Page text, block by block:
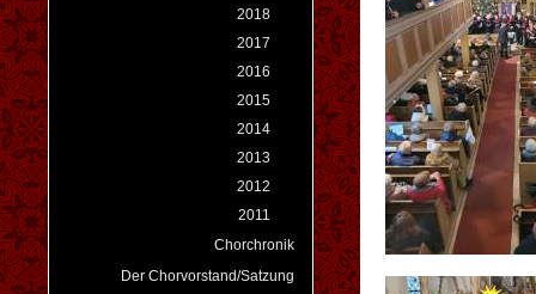
2018
2017
2016
2015
2014
2013
2012
2011
Chorchronik
Der Chorvorstand/Satzung